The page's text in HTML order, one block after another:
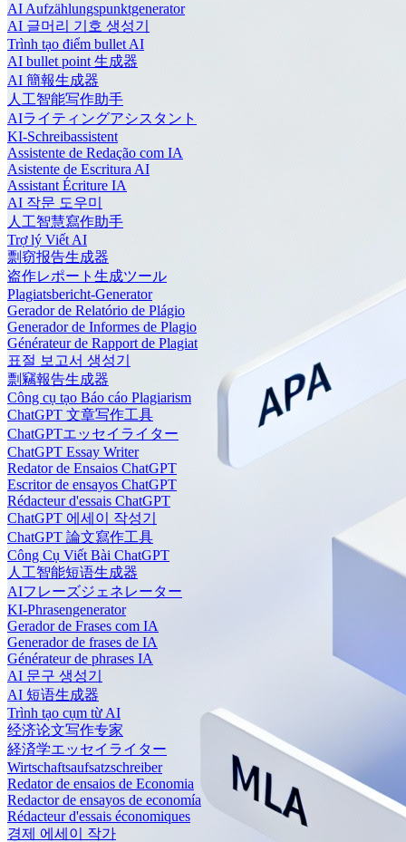
AI Aufzählungspunktgenerator
AI 글머리 기호 생성기
Trình tạo điểm bullet AI
AI bullet point 生成器
AI 簡報生成器
人工智能写作助手
AIライティングアシスタント
KI-Schreibassistent
Assistente de Redação com IA
Asistente de Escritura AI
Assistant Écriture IA
AI 작문 도우미
人工智慧寫作助手
Trợ lý Viết AI
剽窃报告生成器
盗作レポート生成ツール
Plagiatsbericht-Generator
Gerador de Relatório de Plágio
Generador de Informes de Plagio
Générateur de Rapport de Plagiat
표절 보고서 생성기
剽竊報告生成器
Công cụ tạo Báo cáo Plagiarism
ChatGPT 文章写作工具
ChatGPTエッセイライター
ChatGPT Essay Writer
Redator de Ensaios ChatGPT
Escritor de ensayos ChatGPT
Rédacteur d'essais ChatGPT
ChatGPT 에세이 작성기
ChatGPT 論文寫作工具
Công Cụ Viết Bài ChatGPT
人工智能短语生成器
AIフレーズジェネレーター
KI-Phrasengenerator
Gerador de Frases com IA
Generador de frases de IA
Générateur de phrases IA
AI 문구 생성기
AI 短语生成器
Trình tạo cụm từ AI
经济论文写作专家
経済学エッセイライター
Wirtschaftsaufsatzschreiber
Redator de ensaios de Economia
Redactor de ensayos de economía
Rédacteur d'essais économiques
경제 에세이 작가